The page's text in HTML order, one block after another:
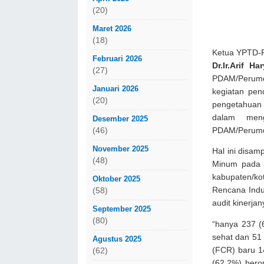
(20)
Maret 2026
(18)
Februari 2026
(27)
Januari 2026
(20)
Desember 2025
(46)
November 2025
(48)
Oktober 2025
(58)
September 2025
(80)
Agustus 2025
(62)
Ketua YPTD-
Dr.Ir.Arif
PDAM/
kegiatan
dalam
PDAM/
Hal ini
Minum
kabupaten/
Rencana
audit
“hanya 237
sehat dan 51
(FCR) baru